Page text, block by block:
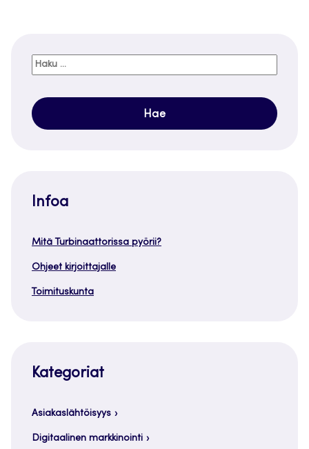
Haku:
Infoa
Mitä Turbinaattorissa pyörii?
Ohjeet kirjoittajalle
Toimituskunta
Kategoriat
Asiakaslähtöisyys
Digitaalinen markkinointi